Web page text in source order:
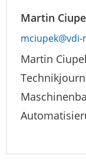
Martin
Martin